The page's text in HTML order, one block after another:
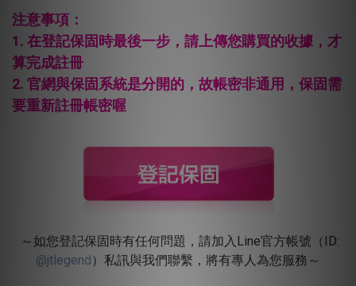
注意事項：
1. 在登記保固時最後一步，請上傳您購買的收據，才
算完成註冊
2. 官網與保固系統是分開的，故帳密非通用，保固需
要重新註冊帳密喔
～如您登記保固時有任何問題，請加入Line官方帳號（ID:
@jtlegend）私訊與我們聯繫，將有專人為您服務～